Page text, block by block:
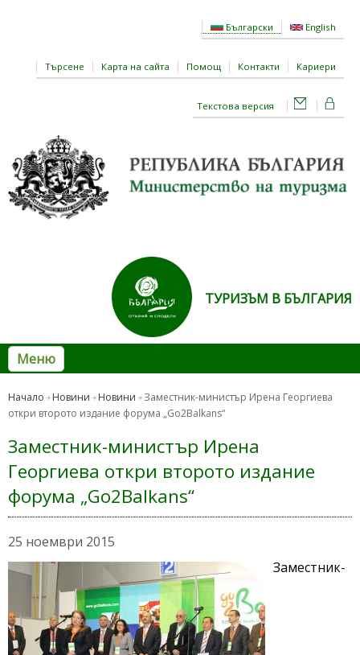
Български English
Търсене Карта на сайта Помощ Контакти Кариери
Текстова версия
ТУРИЗЪМ В БЪЛГАРИЯ
Меню
Начало Новини Новини
Заместник-министър Ирена Георгиева
откри второто издание форума „Go2Balkans“
Заместник-министър Ирена
Георгиева откри второто издание
форума „Go2Balkans“
25 ноември 2015
Заместник-